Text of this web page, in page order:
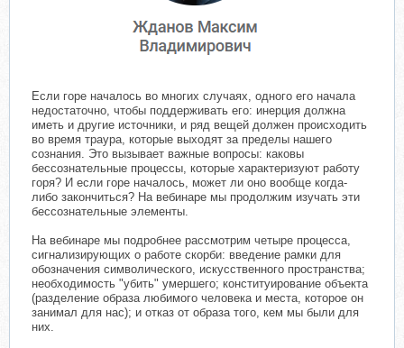
Если горе началось во многих случаях, одного его начала
недостаточно, чтобы поддерживать его: инерция должна
иметь и другие источники, и ряд вещей должен происходить
во время траура, которые выходят за пределы нашего
сознания. Это вызывает важные вопросы: каковы
бессознательные процессы, которые характеризуют работу
горя? И если горе началось, может ли оно вообще когда-
либо закончиться? На вебинаре мы продолжим изучать эти
бессознательные элементы.
На вебинаре мы подробнее рассмотрим четыре процесса,
сигнализирующих о работе скорби: введение рамки для
обозначения символического, искусственного пространства;
необходимость "убить" умершего; конституирование объекта
(разделение образа любимого человека и места, которое он
занимал для нас); и отказ от образа того, кем мы были для
них.